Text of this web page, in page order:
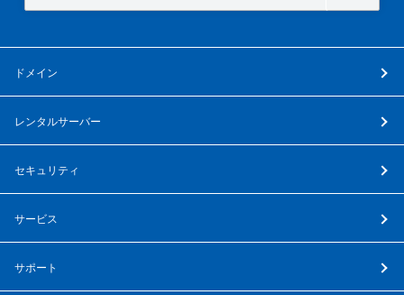
ドメイン
レンタルサーバー
セキュリティ
サービス
サポート